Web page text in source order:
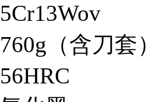
（含刀套